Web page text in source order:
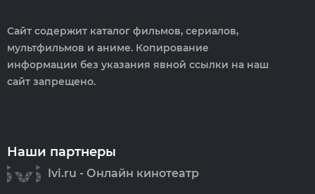
Сайт содержит каталог фильмов, сериалов,
мультфильмов и аниме. Копирование
информации без указания явной ссылки на наш
сайт запрещено.
Наши партнеры
Ivi.ru - Онлайн кинотеатр